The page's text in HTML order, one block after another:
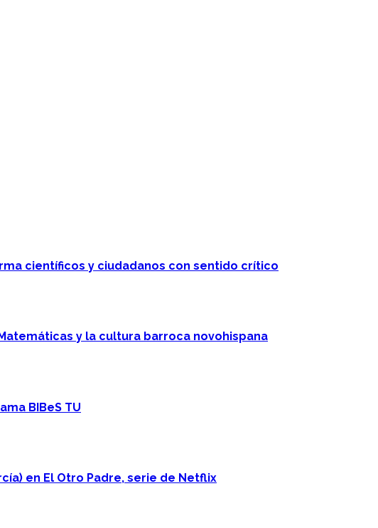
científicos y ciudadanos con sentido crítico
y la cultura barroca novohispana
BIBeS TU
en El Otro Padre, serie de Netflix